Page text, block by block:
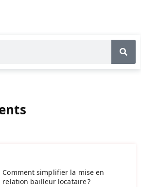
Comment simplifier la mise en
relation bailleur locataire ?